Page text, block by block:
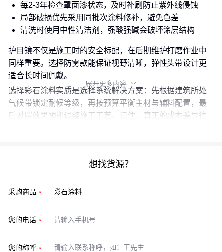
每2-3年检查罩面漆状态，及时补刷防止紫外线侵蚀
局部破损优先采用同批次涂料修补，避免色差
清洗时使用中性清洁剂，强酸强碱会破坏涂层结构
护目镜不仅是施工时的安全标配，在后期维护打磨作业中
同样重要。选择防雾款能保证视野清晰，弹性头带设计更
适合长时间佩戴。
选择彩石涂料实质是选择系统解决方案：先根据建筑所处
气候带锁定耐候等级，再按预算平衡主材与辅料配置，最
后对照效果预期调整施工工艺。记住，真正的成本差异往
展开更多内容 
想找货源？
采购商品
您的电话
您的称呼